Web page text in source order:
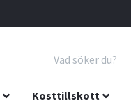
Kosttillskott